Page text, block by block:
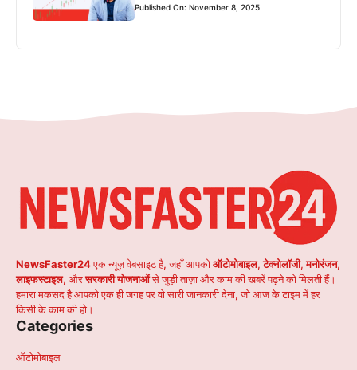
Published On: November 8, 2025
NewsFaster24एक न्यूज़ वेबसाइट है, जहाँ आपकोऑटोमोबाइल,टेक्नोलॉजी,मनोरंजन,
लाइफस्टाइल, औरसरकारी योजनाओंसे जुड़ी ताज़ा और काम की खबरें पढ़ने को मिलती हैं।
हमारा मकसद है आपको एक ही जगह पर वो सारी जानकारी देना, जो आज के टाइम में हर
किसी के काम की हो।
Categories
ऑटोमोबाइल